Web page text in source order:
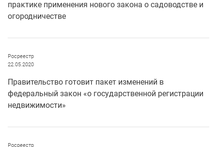
практике применения нового закона о садоводстве и
огородничестве
Росреестр
22.05.2020
Правительство готовит пакет изменений в
федеральный закон «о государственной регистрации
недвижимости»
Росреестр